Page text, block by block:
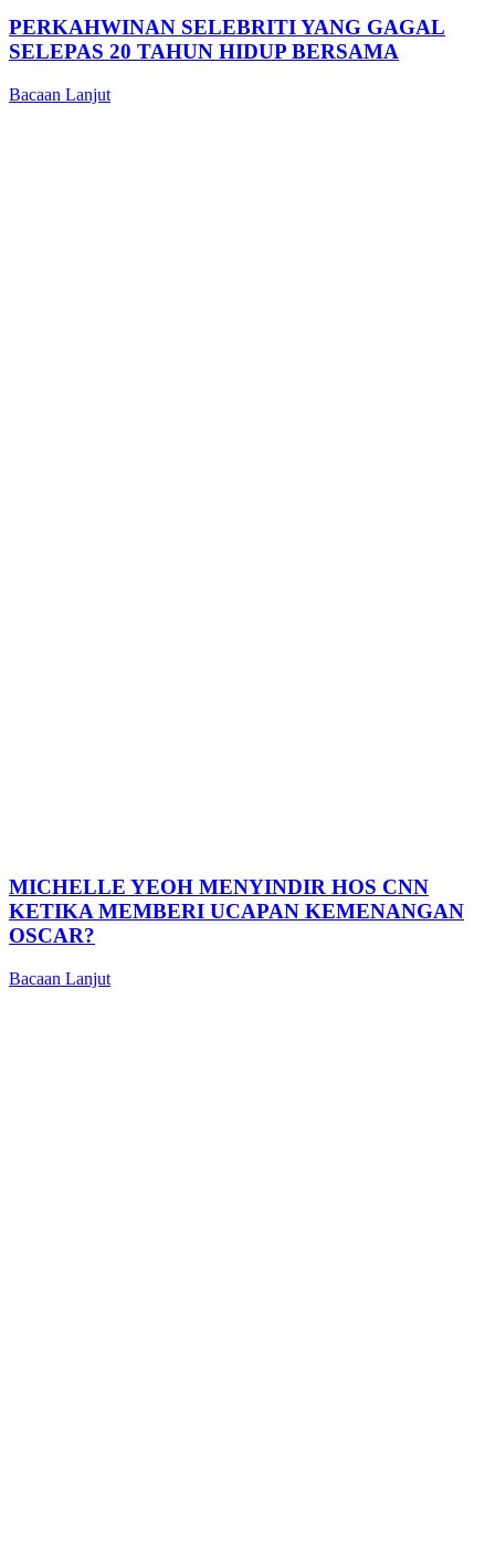
PERKAHWINAN SELEBRITI YANG GAGAL
SELEPAS 20 TAHUN HIDUP BERSAMA
Bacaan Lanjut
MICHELLE YEOH MENYINDIR HOS CNN
KETIKA MEMBERI UCAPAN KEMENANGAN
OSCAR?
Bacaan Lanjut